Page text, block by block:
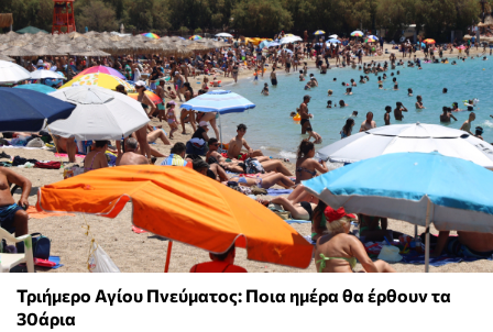
Τριήμερο Αγίου Πνεύματος: Ποια ημέρα θα έρθουν τα
30άρια